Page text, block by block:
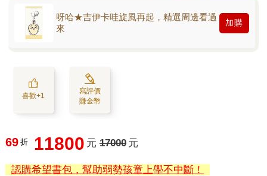
呀哈★吉伊卡哇旋風再起，精選周邊看過
來
加購
喜歡+1
寫評價
賺金幣
69 折 11800 元 17000 元
認購希望書包，幫助弱勢孩童上學不中斷！